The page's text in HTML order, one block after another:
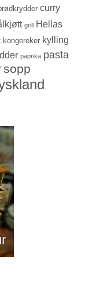
curry
grill Hellas
kongereker kylling
paprika pasta
sopp